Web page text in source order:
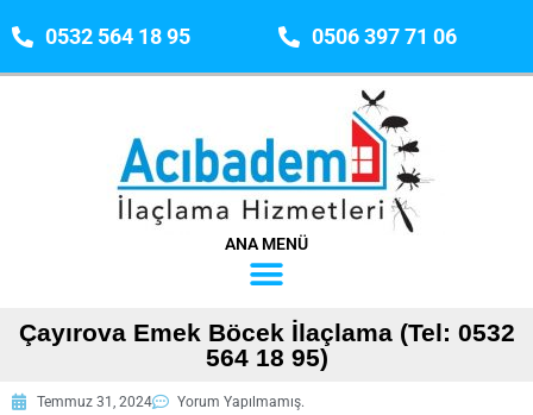
0532 564 18 95 0506 397 71 06
ANA MENÜ
Çayırova Emek Böcek İlaçlama (Tel: 0532
564 18 95)
Temmuz 31, 2024 Yorum Yapılmamış.